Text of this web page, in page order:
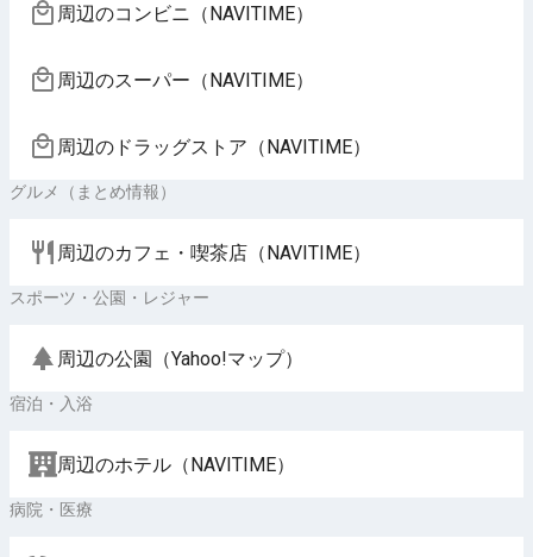
周辺のコンビニ（NAVITIME）
周辺のスーパー（NAVITIME）
周辺のドラッグストア（NAVITIME）
グルメ（まとめ情報）
周辺のカフェ・喫茶店（NAVITIME）
スポーツ・公園・レジャー
周辺の公園（Yahoo!マップ）
宿泊・入浴
周辺のホテル（NAVITIME）
病院・医療